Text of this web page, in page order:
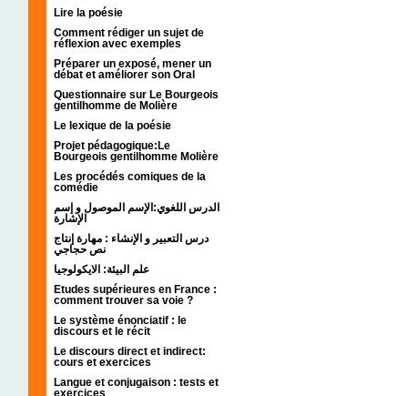
Lire la poésie
Comment rédiger un sujet de
réflexion avec exemples
Préparer un exposé, mener un
débat et améliorer son Oral
Questionnaire sur Le Bourgeois
gentilhomme de Molière
Le lexique de la poésie
Projet pédagogique:Le
Bourgeois gentilhomme Molière
Les procédés comiques de la
comédie
الدرس اللغوي:الإسم الموصول و إسم
الإشارة
درس التعبير و الإنشاء : مهارة إنتاج
نص حجاجي
علم البيئة: الايكولوجيا
Etudes supérieures en France :
comment trouver sa voie ?
Le système énonciatif : le
discours et le récit
Le discours direct et indirect:
cours et exercices
Langue et conjugaison : tests et
exercices